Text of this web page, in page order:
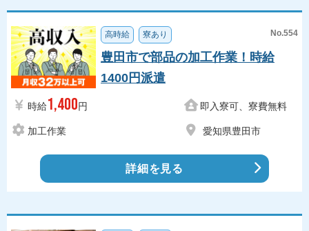
高時給 寮あり No.554
豊田市で部品の加工作業！時給
1400円派遣
時給1,400円 即入寮可、寮費無料
加工作業 愛知県豊田市
詳細を見る